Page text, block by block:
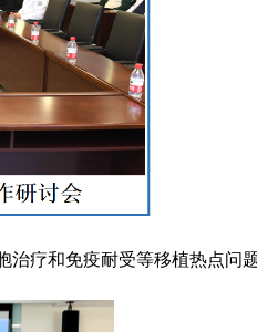
治疗和免疫耐受等移植热点问